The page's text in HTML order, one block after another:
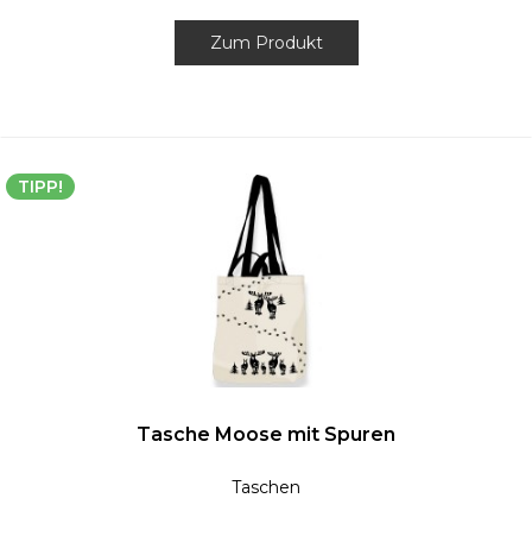
Zum Produkt
TIPP!
Tasche Moose mit Spuren
Taschen